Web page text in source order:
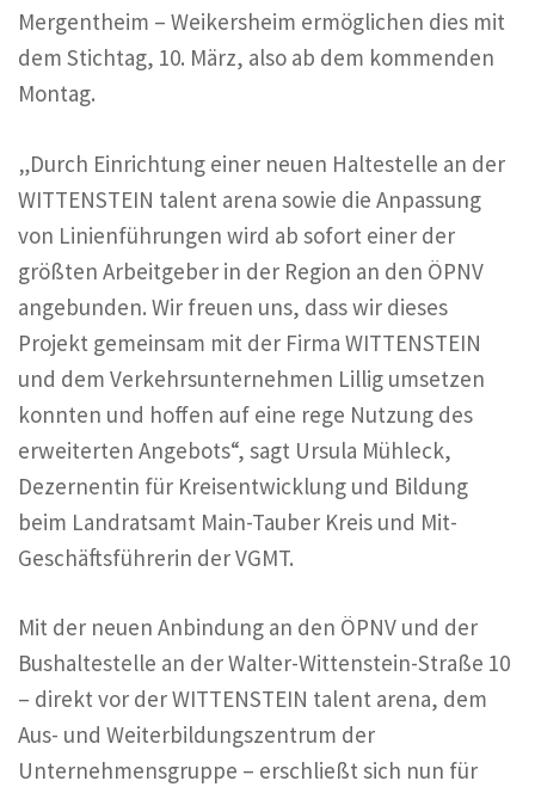
Mergentheim – Weikersheim ermöglichen dies mit
dem Stichtag, 10. März, also ab dem kommenden
Montag.
„Durch Einrichtung einer neuen Haltestelle an der
WITTENSTEIN talent arena sowie die Anpassung
von Linienführungen wird ab sofort einer der
größten Arbeitgeber in der Region an den ÖPNV
angebunden. Wir freuen uns, dass wir dieses
Projekt gemeinsam mit der Firma WITTENSTEIN
und dem Verkehrsunternehmen Lillig umsetzen
konnten und hoffen auf eine rege Nutzung des
erweiterten Angebots“, sagt Ursula Mühleck,
Dezernentin für Kreisentwicklung und Bildung
beim Landratsamt Main-Tauber Kreis und Mit-
Geschäftsführerin der VGMT.
Mit der neuen Anbindung an den ÖPNV und der
Bushaltestelle an der Walter-Wittenstein-Straße 10
– direkt vor der WITTENSTEIN talent arena, dem
Aus- und Weiterbildungszentrum der
Unternehmensgruppe – erschließt sich nun für